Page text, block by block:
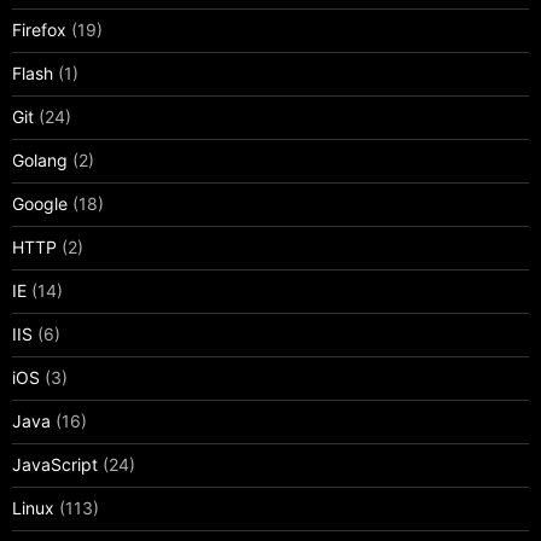
Firefox (19)
Flash (1)
Git (24)
Golang (2)
Google (18)
HTTP (2)
IE (14)
IIS (6)
iOS (3)
Java (16)
JavaScript (24)
Linux (113)